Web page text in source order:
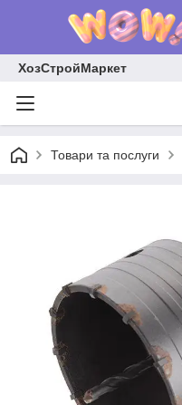
ХозСтройМаркет
Товари та послуги